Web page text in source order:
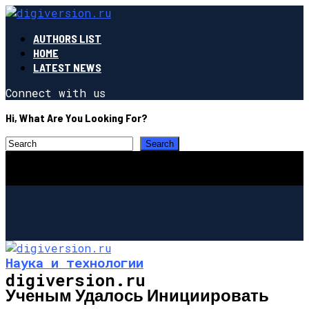
AUTHORS LIST
HOME
LATEST NEWS
Connect with us
Hi, What Are You Looking For?
digiversion.ru
Наука и технологии
Ученым Удалось Инициировать